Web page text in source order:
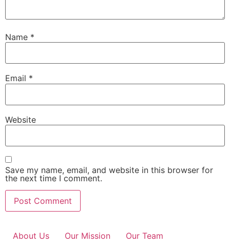
Name *
Email *
Website
Save my name, email, and website in this browser for
the next time I comment.
About Us Our Mission Our Team